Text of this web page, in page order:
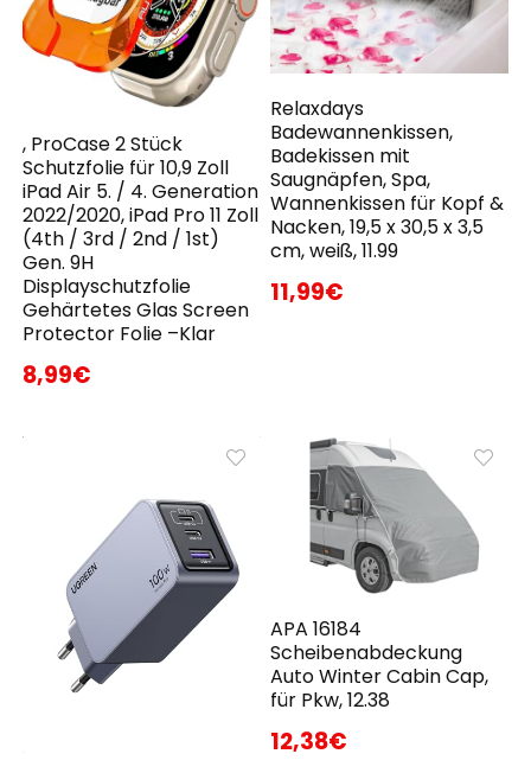
, ProCase 2 Stück
Schutzfolie für 10,9 Zoll
iPad Air 5. / 4. Generation
2022/2020, iPad Pro 11 Zoll
(4th / 3rd / 2nd / 1st)
Gen. 9H
Displayschutzfolie
Gehärtetes Glas Screen
Protector Folie –Klar
8,99€
Relaxdays
Badewannenkissen,
Badekissen mit
Saugnäpfen, Spa,
Wannenkissen für Kopf &
Nacken, 19,5 x 30,5 x 3,5
cm, weiß, 11.99
11,99€
APA 16184
Scheibenabdeckung
Auto Winter Cabin Cap,
für Pkw, 12.38
12,38€